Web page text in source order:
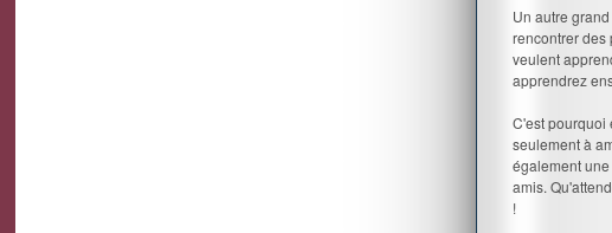
Un autre
rencontrer des
veulent
apprendrez
C'est pourquoi
seulement à
également
amis.
!